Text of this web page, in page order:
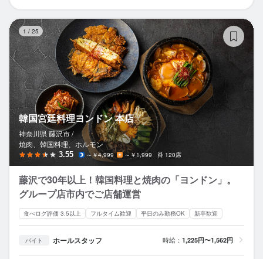
1 / 25
韓国宮廷料理ヨンドン 本店
神奈川県 藤沢市 /
焼肉、韓国料理、ホルモン
3.55 ～￥4,999 ～￥1,999 120席
藤沢で30年以上！韓国料理と焼肉の「ヨンドン」。
グループ店市内でご店舗運営
食べログ評価 3.5以上 フルタイム歓迎 平日のみ勤務OK 新卒歓迎
バイト ホールスタッフ 時給： 1,225円〜1,562円